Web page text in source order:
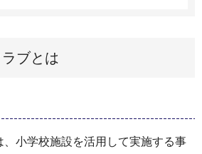
ブとは
、小学校施設を活用して実施する事